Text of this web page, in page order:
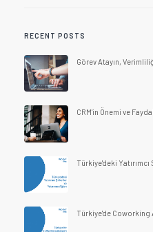
RECENT POSTS
Görev Atayın,
CRM'in Önemi ve
Türkiye'deki Yatırımcı
Türkiye'de Coworking